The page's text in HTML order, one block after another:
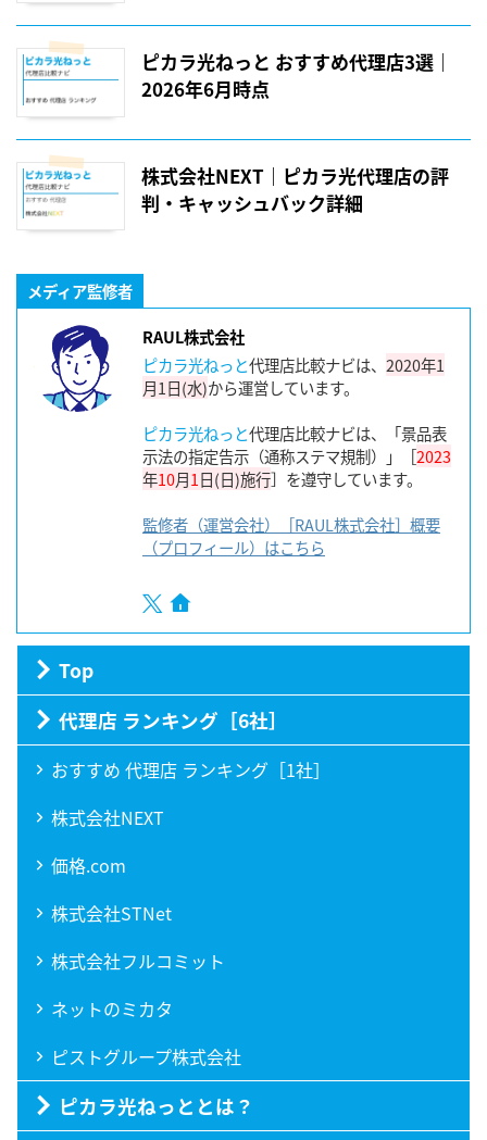
ピカラ光ねっと おすすめ代理店3選｜
2026年6月時点
株式会社NEXT｜ピカラ光代理店の評
判・キャッシュバック詳細
メディア監修者
RAUL株式会社
ピカラ光ねっと代理店比較ナビは、 2020年1
月1日(水)から運営しています。
ピカラ光ねっと代理店比較ナビは、「景品表
示法の指定告示（通称ステマ規制）」［2023
年10月1 日(日)施行］を遵守しています。
監修者（運営会社）［RAUL株式会社］概要
（プロフィール）はこちら
Top
代理店 ランキング［6社］
おすすめ 代理店 ランキング［1社］
株式会社NEXT
価格.com
株式会社STNet
株式会社フルコミット
ネットのミカタ
ピストグループ株式会社
ピカラ光ねっととは？